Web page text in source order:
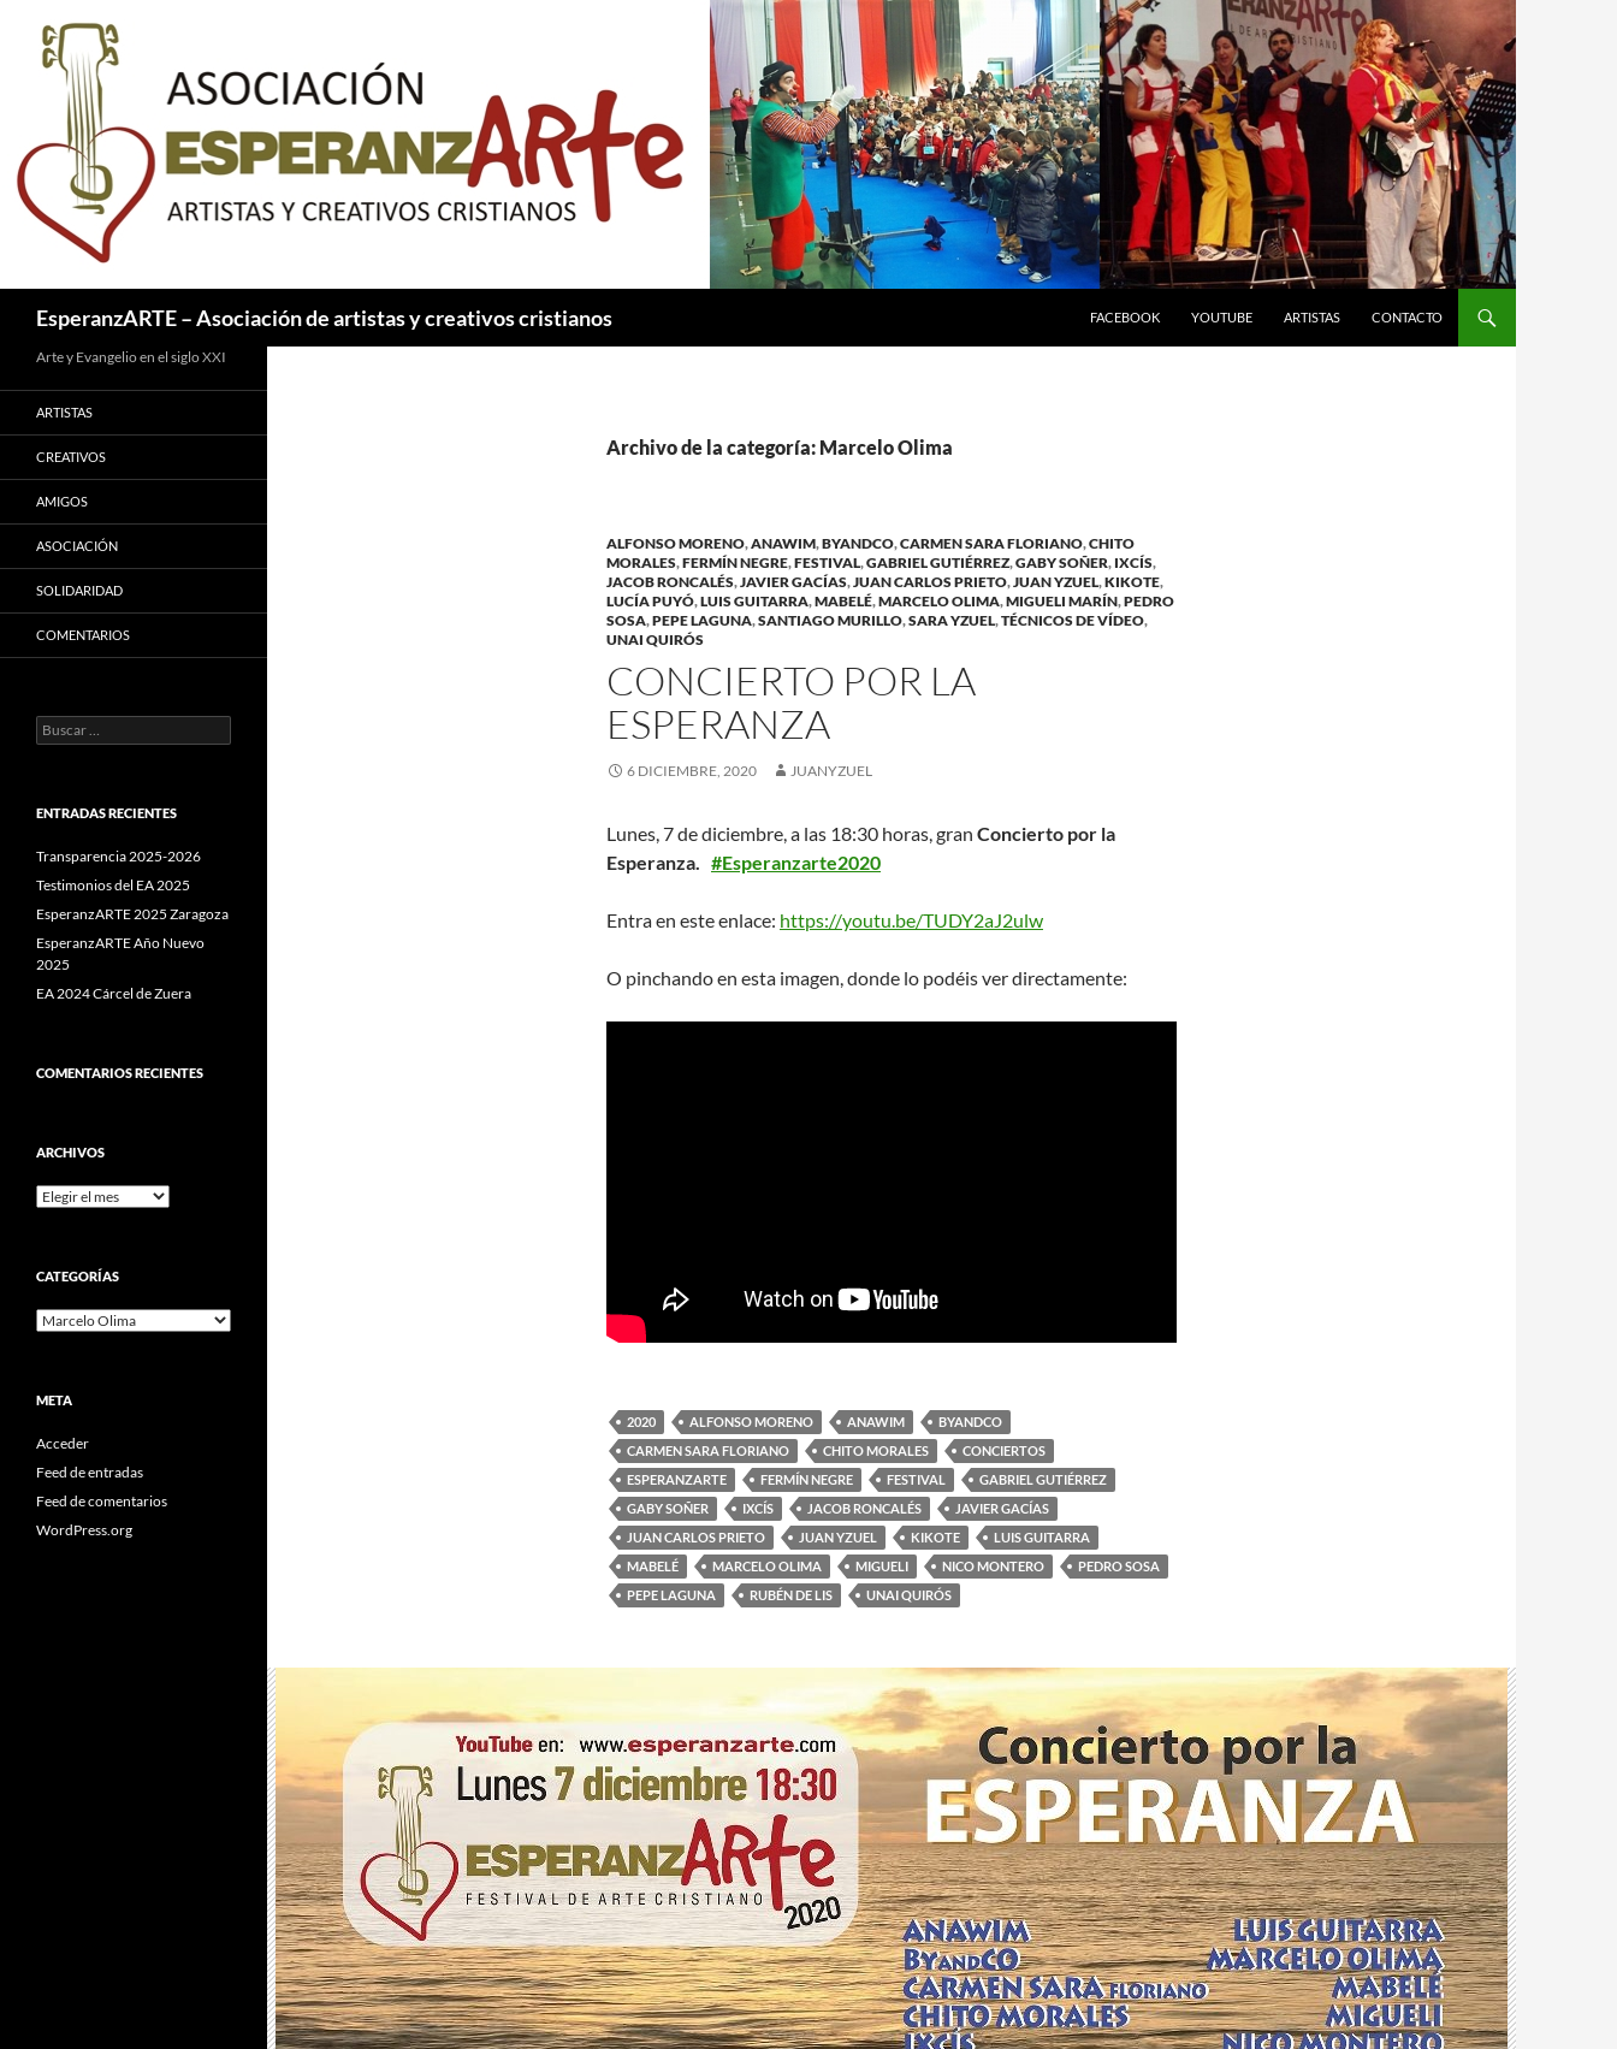
contenido
EsperanzARTE – Asociación de artistas y creativos cristianos FACEBOOK YOUTUBE ARTISTAS CONTACTO
Archivo de la categoría: Marcelo Olima
ALFONSO MORENO,ANAWIM,BYANDCO,CARMEN SARA FLORIANO,CHITO
MORALES,FERMÍN NEGRE,FESTIVAL,GABRIEL GUTIÉRREZ,GABY SOÑER, IXCÍS,
JACOB RONCALÉS,JAVIER GACÍAS,JUAN CARLOS PRIETO,JUAN YZUEL,KIKOTE,
LUCÍA PUYÓ,LUIS GUITARRA,MABELÉ,MARCELO OLIMA,MIGUELI MARÍN,PEDRO
SOSA,PEPE LAGUNA,SANTIAGO MURILLO,SARA YZUEL,TÉCNICOS DE VÍDEO,
UNAI QUIRÓS
CONCIERTO POR LA
ESPERANZA
6 DICIEMBRE, 2020 JUANYZUEL
Lunes, 7 de diciembre, a las 18:30 horas, gran Concierto por la
Esperanza. #Esperanzarte2020
Entra en este enlace: https://youtu.be/TUDY2aJ2ulw
O pinchando en esta imagen, donde lo podéis ver directamente:
2020 ALFONSO MORENO ANAWIM
BYANDCO
CARMEN SARA FLORIANO
CHITO MORALES
CONCIERTOS
ESPERANZARTE
FERMÍN NEGRE FESTIVAL
GABRIEL GUTIÉRREZ
GABY SOÑER
IXCÍS JACOB RONCALÉS
JAVIER GACÍAS
JUAN CARLOS PRIETO
JUAN YZUEL KIKOTE
LUIS GUITARRA
MABELÉ
MARCELO OLIMA MIGUELI NICO MONTERO
PEDRO SOSA
PEPE LAGUNA
RUBÉN DE LIS UNAI QUIRÓS
Arte y Evangelio en el siglo XXI
ARTISTAS
CREATIVOS
AMIGOS
ASOCIACIÓN
SOLIDARIDAD
COMENTARIOS
Buscar:
ENTRADAS RECIENTES
Transparencia 2025-2026
Testimonios del EA 2025
EsperanzARTE 2025 Zaragoza
EsperanzARTE Año Nuevo
2025
EA 2024 Cárcel de Zuera
COMENTARIOS RECIENTES
ARCHIVOS
Archivos
CATEGORÍAS
Categorías
META
Acceder
Feed de entradas
Feed de comentarios
WordPress.org